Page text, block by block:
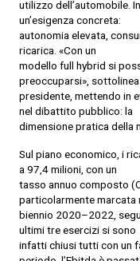
utilizzo dell’automobile.
un’esigenza concreta:
autonomia elevata,
ricarica. «Con un
modello full hybrid si
preoccuparsi», sottolinea
presidente, mettendo in
nel dibattito pubblico: la
dimensione pratica della
Sul piano economico, i
a 97,4 milioni, con un
tasso annuo composto
particolarmente marcata
biennio 2020–2022,
ultimi tre esercizi si sono
infatti chiusi tutti con un